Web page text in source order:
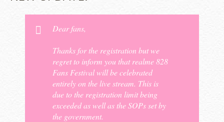
Dear fans,
Thanks for the registration but we
regret to inform you that realme 828
Fans Festival will be celebrated
entirely on the live stream. This is
due to the registration limit being
exceeded as well as the SOPs set by
the government.